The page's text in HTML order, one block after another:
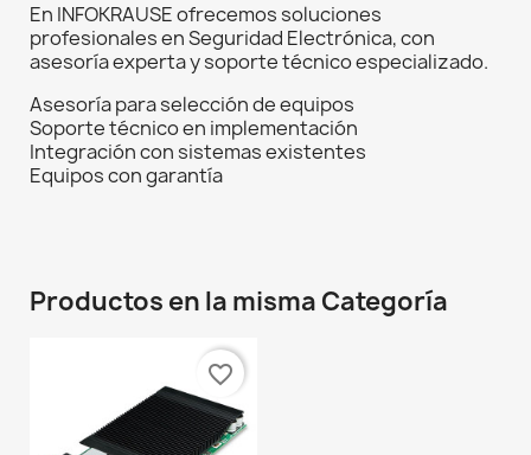
En INFOKRAUSE ofrecemos soluciones
profesionales en Seguridad Electrónica, con
asesoría experta y soporte técnico especializado.
Asesoría para selección de equipos
Soporte técnico en implementación
Integración con sistemas existentes
Equipos con garantía
Productos en la misma Categoría
favorite_border